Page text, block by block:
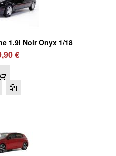
1.9i Noir Onyx 1/18
€